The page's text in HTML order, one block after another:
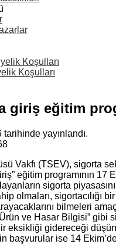
Koşulları
Koşulları
giriş eğitim
yayınlandı.
Vakfı (TSEV), sigorta
eğitim programının 17
sigorta
olmaları, sigortacılığı
bilmeleri
ve Hasar Bilgisi”
eksikliği gidereceği
başvurular ise 14